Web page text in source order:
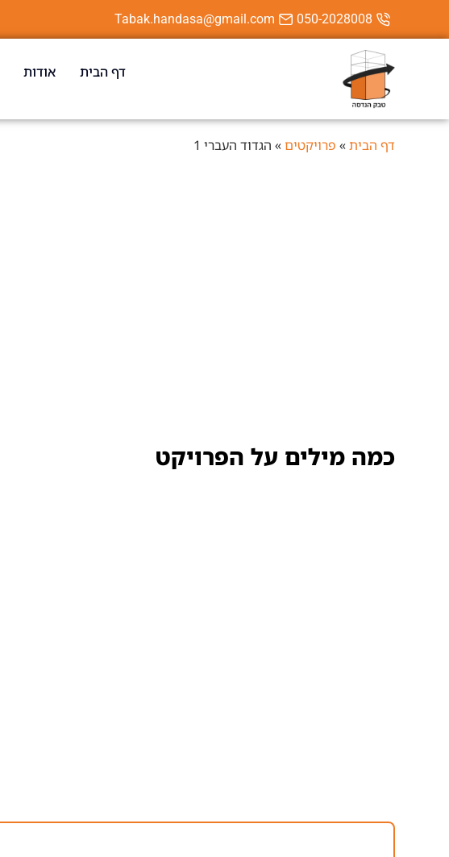
050-2028008
Tabak.handasa@gmail.com
דף הבית אודות
דף הבית» פרויקטים» הגדוד העברי 1
כמה מילים על הפרויקט